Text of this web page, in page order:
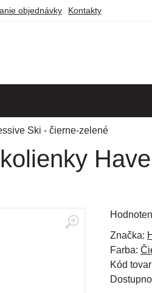
objednávky Kontakty
Ski - čierne-zelené
Značka:
Farba:
Kód